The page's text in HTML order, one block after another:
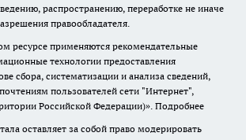
распространению, переработке не иначе
правообладателя.
ресурсе применяются рекомендательные
технологии предоставления
сбора, систематизации и анализа сведений,
пользователей сети "Интернет",
Российской Федерации)». Подробнее
оставляет за собой право модерировать